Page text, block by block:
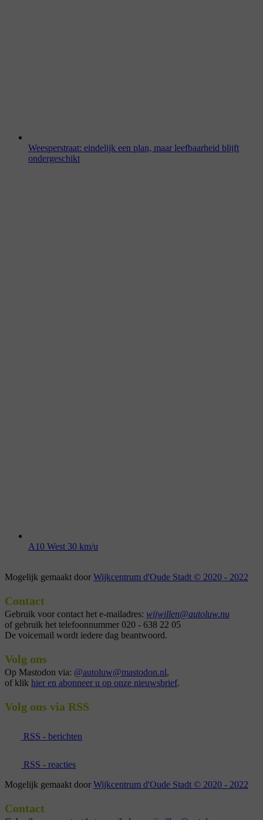
Weesperstraat: eindelijk een plan, maar leefbaarheid blijft
ondergeschikt
A10 West 30 km/u
Mogelijk gemaakt door Wijkcentrum d'Oude Stadt © 2020 - 2022
Contact
Gebruik voor contact het e-mailadres: wijwillen@autoluw.nu
of gebruik het telefoonnummer 020 - 638 22 05
De voicemail wordt iedere dag beantwoord.
Volg ons
Op Mastodon via: @autoluw@mastodon.nl,
of klik hier en abonneer u op onze nieuwsbrief.
Volg ons via RSS
RSS - berichten
RSS - reacties
Mogelijk gemaakt door Wijkcentrum d'Oude Stadt © 2020 - 2022
Contact